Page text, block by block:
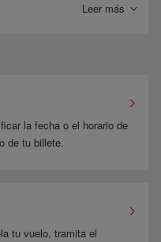
Leer más
la fecha o el horario de
de tu billete.
tu vuelo, tramita el